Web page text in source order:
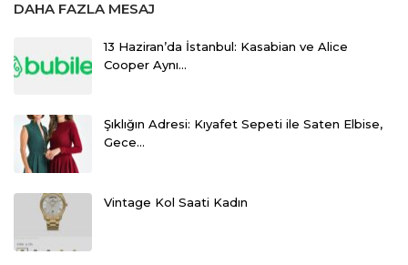
DAHA FAZLA MESAJ
13 Haziran’da İstanbul: Kasabian ve Alice
Cooper Aynı…
Şıklığın Adresi: Kıyafet Sepeti ile Saten Elbise,
Gece…
Vintage Kol Saati Kadın